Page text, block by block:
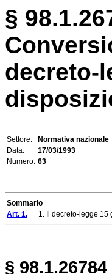
§
decreto-
Settore:
Normativa nazionale
Data:
17/03/1993
Numero: 63
Sommario
Art. 1. 1. Il decreto-legge 15
§